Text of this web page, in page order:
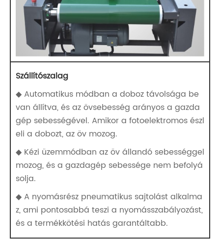
Szállítószalag
◆ Automatikus módban a doboz távolsága be
van állítva, és az övsebesség arányos a gazda
gép sebességével. Amikor a fotoelektromos észl
eli a dobozt, az öv mozog.
◆ Kézi üzemmódban az öv állandó sebességgel
mozog, és a gazdagép sebessége nem befolyá
solja.
◆ A nyomásrész pneumatikus sajtolást alkalma
z, ami pontosabbá teszi a nyomásszabályozást,
és a termékkötési hatás garantáltabb.